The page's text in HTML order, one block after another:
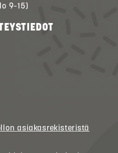
9–15)
asiakasrekisteristä